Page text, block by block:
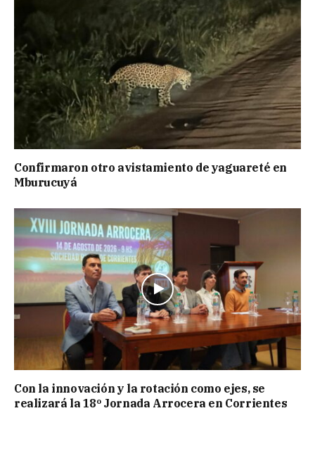
Confirmaron otro avistamiento de yaguareté en
Mburucuyá
Con la innovación y la rotación como ejes, se
realizará la 18º Jornada Arrocera en Corrientes